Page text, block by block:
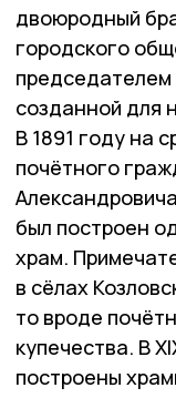
двоюродный
городского
председателем
созданной для
В 1891 году на
почётного
был построен
храм.
в сёлах
то вроде
купечества. В
построены